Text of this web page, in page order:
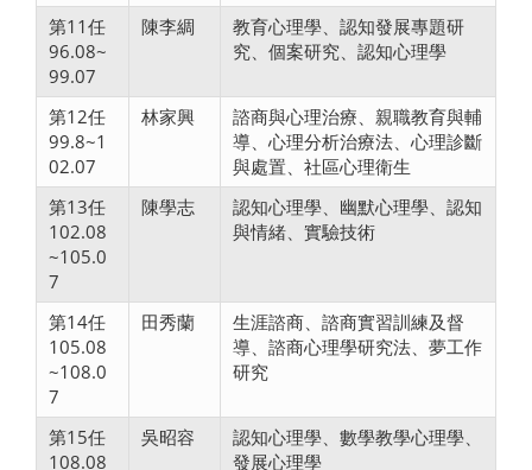
第11任
96.08~
99.07
陳李綢
教育心理學、認知發展專題研
究、個案研究、認知心理學
第12任
99.8~1
02.07
林家興
諮商與心理治療、親職教育與輔
導、心理分析治療法、心理診斷
與處置、社區心理衛生
第13任
102.08
~105.0
7
陳學志
認知心理學、幽默心理學、認知
與情緒、實驗技術
第14任
105.08
~108.0
7
田秀蘭
生涯諮商、諮商實習訓練及督
導、諮商心理學研究法、夢工作
研究
第15任
108.08
吳昭容
認知心理學、數學教學心理學、
發展心理學